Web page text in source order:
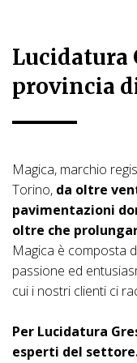
Lucidatura
provincia
Magica, marchio
Torino, da oltre
pavimentazioni
oltre che
Magica è composta
passione ed
cui i nostri clienti ci
Per Lucidatura
esperti del